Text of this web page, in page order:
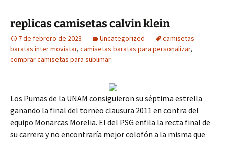
replicas camisetas calvin klein
7 de febrero de 2023 Uncategorized
camisetas
baratas inter movistar, camisetas baratas para personalizar,
comprar camisetas para sublimar
Los Pumas de la UNAM consiguieron su séptima estrella
ganando la final del torneo clausura 2011 en contra del
equipo Monarcas Morelia. El del PSG enfila la recta final de
su carrera y no encontraría mejor colofón a la misma que